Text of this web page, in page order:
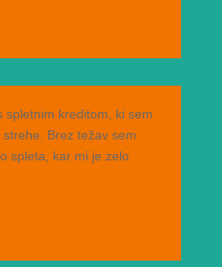
spletnim kreditom, ki sem
Brez težav sem
spleta, kar mi je zelo